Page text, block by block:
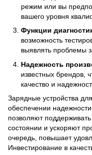
режим или вы
вашего уровня
Функции
возможность
выявлять проблемы
Надежность
известных брендов,
качество и
Зарядные устройства
обеспечении
позволяют
состоянии и ускоряют
очередь, повышает
Инвестирование в